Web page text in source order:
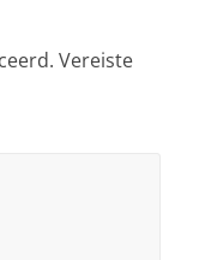
Vereiste